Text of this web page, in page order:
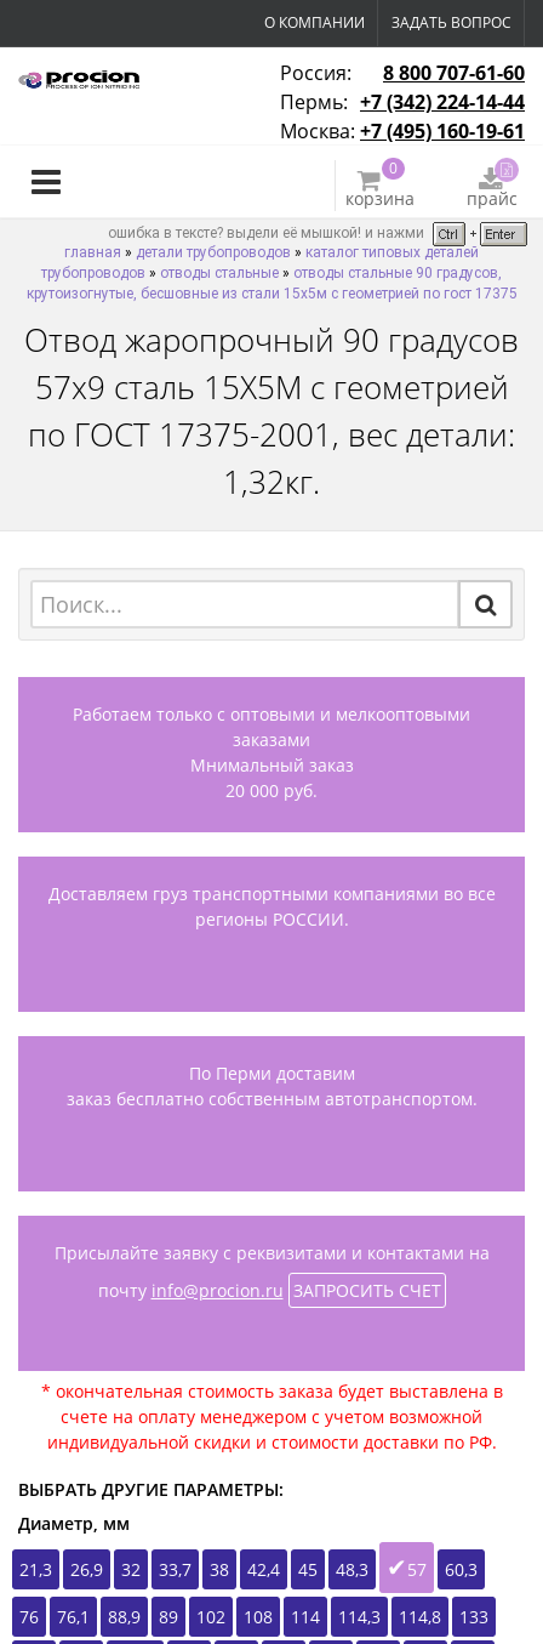
О КОМПАНИИ ЗАДАТЬ ВОПРОС
Россия:
8 800 707-61-60
Пермь: +7 (342) 224-14-44
Москва: +7 (495) 160-19-61
0
корзина прайс
ошибка в тексте? выдели её мышкой! и нажми
главная » детали трубопроводов » каталог типовых деталей
трубопроводов » отводы стальные » отводы стальные 90 градусов,
крутоизогнутые, бесшовные из стали 15х5м с геометрией по гост 17375
Отвод жаропрочный 90 градусов
57х9 сталь 15Х5М с геометрией
по ГОСТ 17375-2001, вес детали:
1,32кг.
Работаем только с оптовыми и мелкооптовыми
заказами
Мнимальный заказ
20 000 руб.
Доставляем груз транспортными компаниями во все
регионы РОССИИ.
По Перми доставим
заказ бесплатно собственным автотранспортом.
Присылайте заявку с реквизитами и контактами на
почту info@procion.ru ЗАПРОСИТЬ СЧЕТ
* окончательная стоимость заказа будет выставлена в
счете на оплату менеджером с учетом возможной
индивидуальной скидки и стоимости доставки по РФ.
ВЫБРАТЬ ДРУГИЕ ПАРАМЕТРЫ:
Диаметр, мм
21,3
26,9 32 33,7 38 42,4 45 48,3 57 60,3
76 76,1 88,9 89 102 108 114 114,3 114,8
133